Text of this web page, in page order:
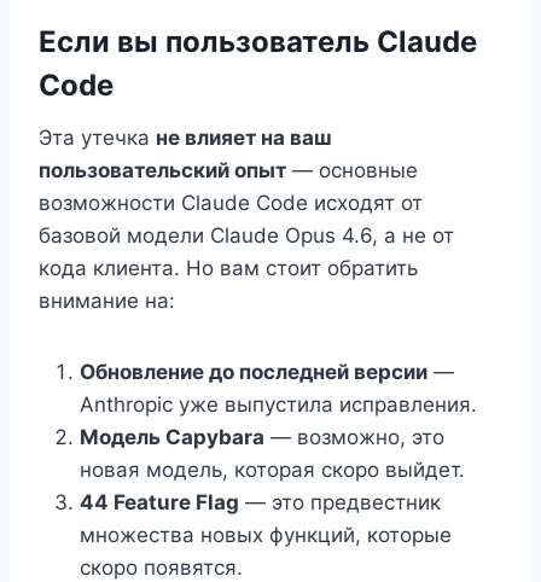
Если вы пользователь Claude
Code
Эта утечка не влияет на ваш
пользовательский опыт — основные
возможности Claude Code исходят от
базовой модели Claude Opus 4.6, а не от
кода клиента. Но вам стоит обратить
внимание на:
Обновление до последней версии —
Anthropic уже выпустила исправления.
Модель Capybara — возможно, это
новая модель, которая скоро выйдет.
44 Feature Flag — это предвестник
множества новых функций, которые
скоро появятся.